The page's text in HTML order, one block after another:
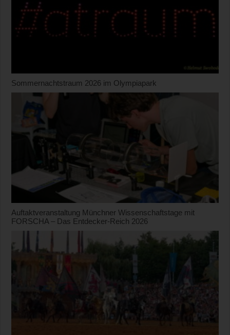
Sommernachtstraum 2026 im Olympiapark
Auftaktveranstaltung Münchner Wissenschaftstage mit
FORSCHA – Das Entdecker-Reich 2026